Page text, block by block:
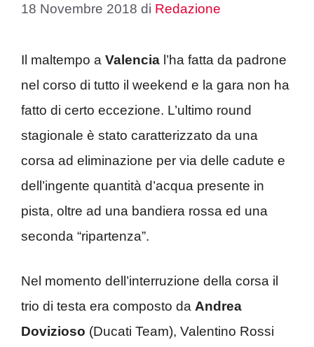
18 Novembre 2018 di Redazione
Il maltempo a Valencia l’ha fatta da padrone
nel corso di tutto il weekend e la gara non ha
fatto di certo eccezione. L’ultimo round
stagionale è stato caratterizzato da una
corsa ad eliminazione per via delle cadute e
dell’ingente quantità d’acqua presente in
pista, oltre ad una bandiera rossa ed una
seconda “ripartenza”.
Nel momento dell’interruzione della corsa il
trio di testa era composto da Andrea
Dovizioso (Ducati Team), Valentino Rossi